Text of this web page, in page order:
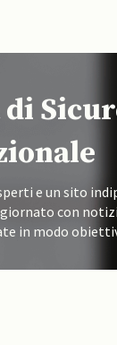
e un sito
con
in modo